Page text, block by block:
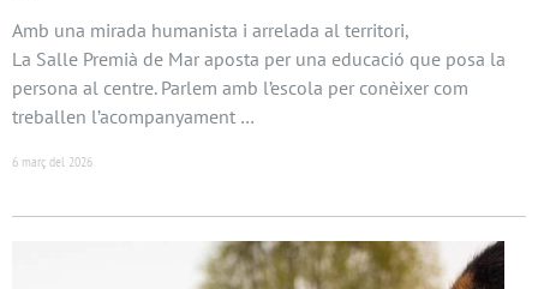
Amb una mirada humanista i arrelada al territori,
La Salle Premià de Mar aposta per una educació que posa la
persona al centre. Parlem amb l’escola per conèixer com
treballen l’acompanyament …
6 març del 2026